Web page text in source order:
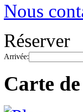
Nous
Réserver
Arrivée:
Carte